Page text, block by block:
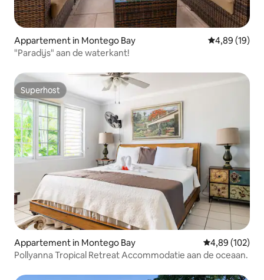
Appartement in Montego Bay Gemiddelde
4,89 (19)
"Paradijs" aan de waterkant!
Superhost
Superhost
Appartement in Montego Bay Gemiddelde
4,89 (102)
Pollyanna Tropical Retreat Accommodatie aan de oceaan.